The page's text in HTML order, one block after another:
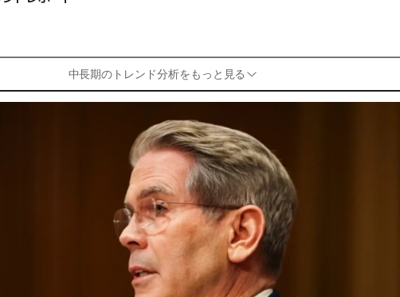
中長期のトレンド分析をもっと見る